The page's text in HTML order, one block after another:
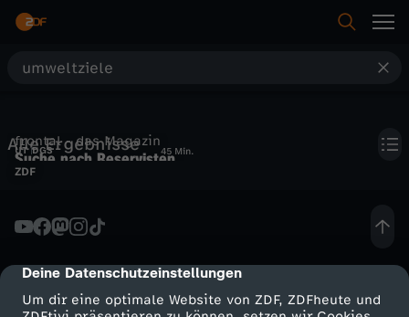
cmp-dialog-description
Deine Datenschutzeinstellungen
Um dir eine optimale Website von ZDF, ZDFheute und
c
e
Alle Ergebnisse
frontal - das Magazin
Suche nach Reservisten,
Wald als Klimakiller
ZDF
UT DGS 45 Min.